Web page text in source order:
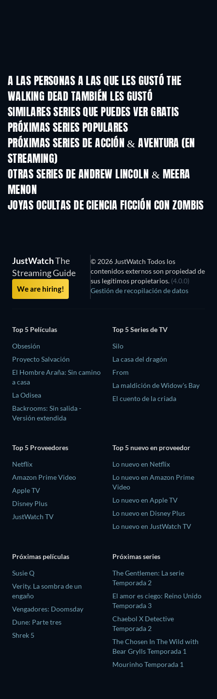
A LAS PERSONAS A LAS QUE LES GUSTÓ THE
WALKING DEAD TAMBIÉN LES GUSTÓ
SIMILARES SERIES QUE PUEDES VER GRATIS
TV TV
PRÓXIMAS SERIES POPULARES
TV
PRÓXIMAS SERIES DE ACCIÓN & AVENTURA (EN
STREAMING)Temporada 2
OTRAS SERIES DE ANDREW LINCOLN & MEERA
MENON
JOYAS OCULTAS DE CIENCIA FICCIÓN CON ZOMBIS
JustWatchThe
Streaming Guide
We are hiring!
© 2026 JustWatch Todos los
contenidos externos son propiedad de
sus legítimos propietarios. (4.0.0)
Gestión de recopilación de datos
Top 5 Películas
Obsesión
Proyecto Salvación
El Hombre Araña: Sin camino
a casa
La Odisea
Backrooms: Sin salida -
Versión extendida
Top 5 Series de TV
Silo
La casa del dragón
From
La maldición de Widow's Bay
El cuento de la criada
Top 5 Proveedores
Netflix
Amazon Prime Video
Apple TV
Disney Plus
JustWatch TV
Top 5 nuevo en proveedor
Lo nuevo en Netflix
Lo nuevo en Amazon Prime
Video
Lo nuevo en Apple TV
Lo nuevo en Disney Plus
Lo nuevo en JustWatch TV
Próximas películas
Susie Q
Verity. La sombra de un
engaño
Vengadores: Doomsday
Dune: Parte tres
Shrek 5
Próximas series
The Gentlemen: La serie
Temporada 2
El amor es ciego: Reino Unido
Temporada 3
Chaebol X Detective
Temporada 2
The Chosen In The Wild with
Bear Grylls Temporada 1
Mourinho Temporada 1